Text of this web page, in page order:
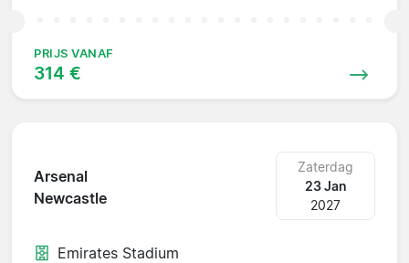
PRIJS VANAF
314 €
Arsenal
Newcastle
Zaterdag
23 Jan
2027
Emirates Stadium